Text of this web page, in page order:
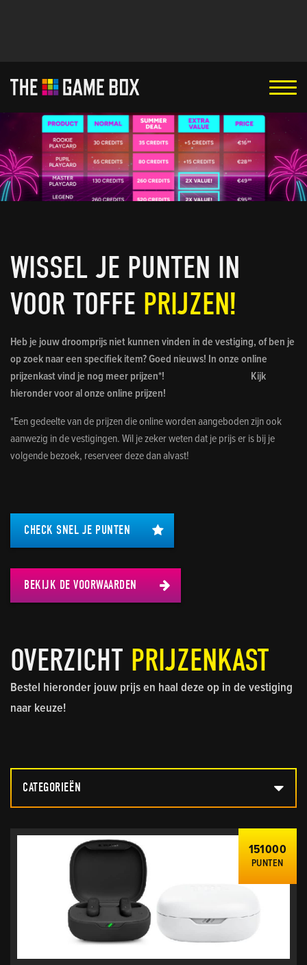
WISSEL JE PUNTEN IN
VOOR TOFFE PRIJZEN!
Heb je jouw droomprijs niet kunnen vinden in de vestiging, of ben je
op zoek naar een specifiek item? Goed nieuws! In onze online
prijzenkast vind je nog meer prijzen*! Kijk
hieronder voor al onze online prijzen!
*Een gedeelte van de prijzen die online worden aangeboden zijn ook
aanwezig in de vestigingen. Wil je zeker weten dat je prijs er is bij je
volgende bezoek, reserveer deze dan alvast!
CHECK SNEL JE PUNTEN
BEKIJK DE VOORWAARDEN
OVERZICHT PRIJZENKAST
Bestel hieronder jouw prijs en haal deze op in de vestiging
naar keuze!
CATEGORIEËN
151000
PUNTEN